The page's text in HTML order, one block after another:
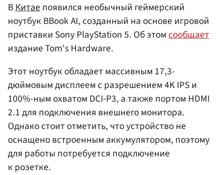
ВКитаепоявился необычный геймерский
ноутбук BBook AI, созданный на основе игровой
приставки Sony PlayStation 5. Об этомсообщает
издание Tom's Hardware.
Этот ноутбук обладает массивным 17,3-
дюймовым дисплеем с разрешением 4K IPS и
100%-ным охватом DCI-P3, а также портом HDMI
2.1 для подключения внешнего монитора.
Однако стоит отметить, что устройство не
оснащено встроенным аккумулятором, поэтому
для работы потребуется подключение
к розетке.